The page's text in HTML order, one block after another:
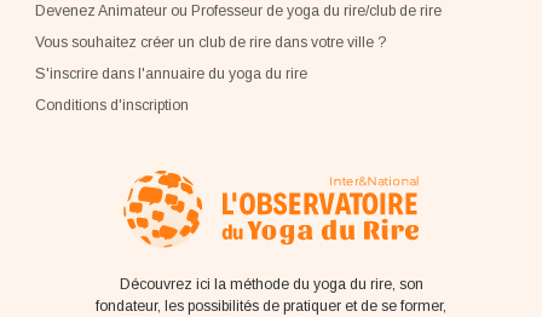
Devenez Animateur ou Professeur de yoga du rire/club de rire
Vous souhaitez créer un club de rire dans votre ville ?
S'inscrire dans l'annuaire du yoga du rire
Conditions d'inscription
Découvrez ici la méthode du yoga du rire, son
fondateur, les possibilités de pratiquer et de se former,